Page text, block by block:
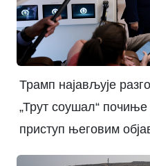
Трамп најављује
„Трут соушал“
приступ његовим